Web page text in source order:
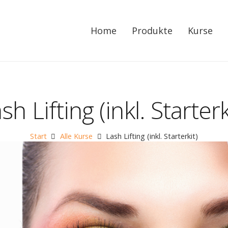
Home Produkte Kurse
Lifting (inkl.
Start Alle Kurse Lash Lifting (inkl. Starterkit)